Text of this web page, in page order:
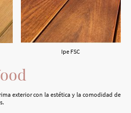
Ipe FSC
exterior con la estética y la comodidad de